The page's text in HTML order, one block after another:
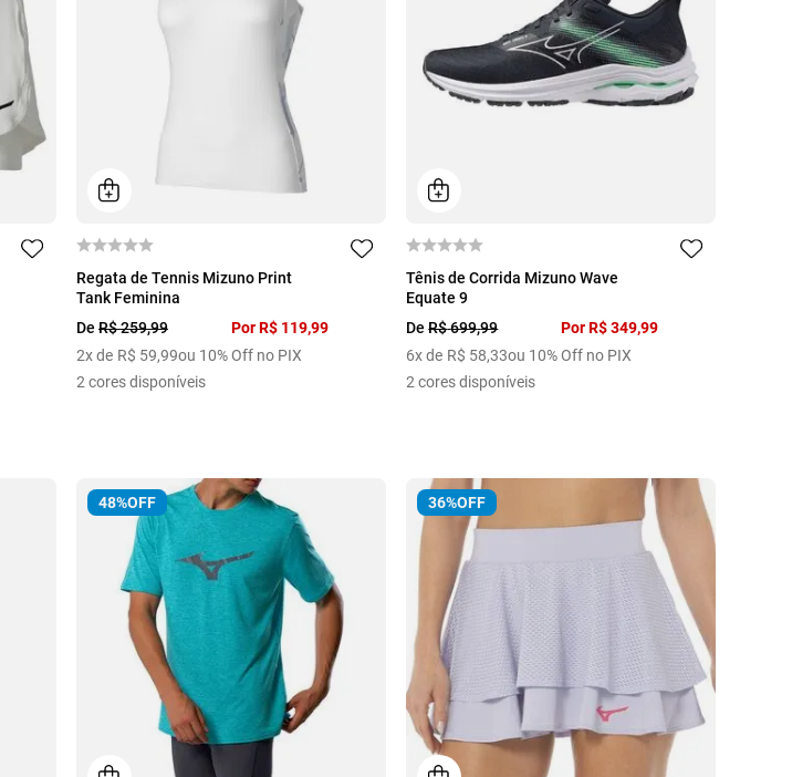
G
Regata de Tennis Mizuno Print
Tank Feminina
De R$259,99 PorR$ 119,99
2x de R$ 59,99ou 10% Off no PIX
2 cores disponíveis
38
Tênis de Corrida Mizuno Wave
Equate 9
DeR$699,99 PorR$ 349,99
6x de R$ 58,33ou 10% Off no PIX
2 cores disponíveis
48%OFF 36%OFF